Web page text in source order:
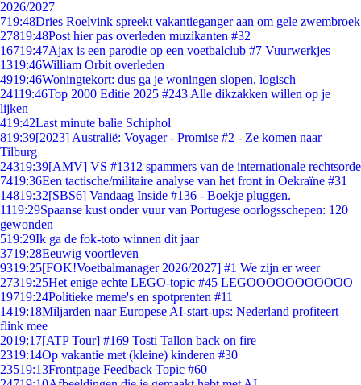
2026/2027
719:48Dries Roelvink spreekt vakantieganger aan om gele zwembroek
27819:48Post hier pas overleden muzikanten #32
16719:47Ajax is een parodie op een voetbalclub #7 Vuurwerkjes
1319:46William Orbit overleden
4919:46Woningtekort: dus ga je woningen slopen, logisch
24119:46Top 2000 Editie 2025 #243 Alle dikzakken willen op je
lijken
419:42Last minute balie Schiphol
819:39[2023] Australië: Voyager - Promise #2 - Ze komen naar
Tilburg
24319:39[AMV] VS #1312 spammers van de internationale rechtsorde
7419:36Een tactische/militaire analyse van het front in Oekraïne #31
14819:32[SBS6] Vandaag Inside #136 - Boekje pluggen.
1119:29Spaanse kust onder vuur van Portugese oorlogsschepen: 120
gewonden
519:29Ik ga de fok-toto winnen dit jaar
3719:28Eeuwig voortleven
9319:25[FOK!Voetbalmanager 2026/2027] #1 We zijn er weer
27319:25Het enige echte LEGO-topic #45 LEGOOOOOOOOOOO
19719:24Politieke meme's en spotprenten #11
1419:18Miljarden naar Europese AI-start-ups: Nederland profiteert
flink mee
2019:17[ATP Tour] #169 Tosti Tallon back on fire
2319:14Op vakantie met (kleine) kinderen #30
23519:13Frontpage Feedback Topic #60